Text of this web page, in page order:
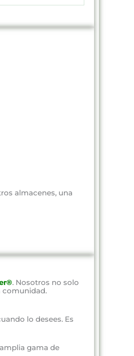
almacenes, una
. Nosotros no solo
comunidad.
lo desees. Es
gama de